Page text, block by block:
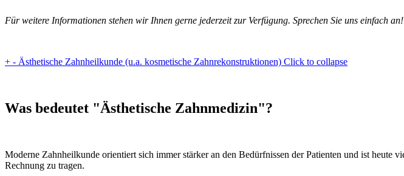
Für weitere Informationen stehen wir Ihnen gerne jederzeit zur Verfügung. Sprechen Sie uns einfach an!
+ - Ästhetische Zahnheilkunde (u.a. kosmetische Zahnrekonstruktionen) Click to collapse
Was bedeutet "Ästhetische Zahnmedizin"?
Moderne Zahnheilkunde orientiert sich immer stärker an den Bedürfnissen der Patienten und ist heute
Rechnung zu tragen.